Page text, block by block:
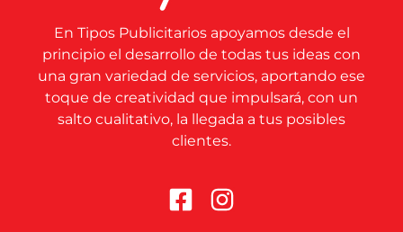
En Tipos Publicitarios apoyamos desde el
principio el desarrollo de todas tus ideas con
una gran variedad de servicios, aportando ese
toque de creatividad que impulsará, con un
salto cualitativo, la llegada a tus posibles
clientes.